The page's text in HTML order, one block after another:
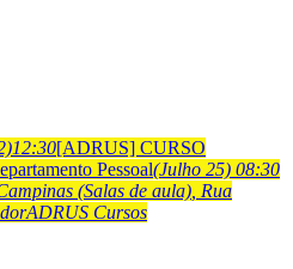
12:30[ADRUS] CURSO
Pessoal(Julho 25) 08:30
(Salas de aula) , Rua
ADRUS Cursos